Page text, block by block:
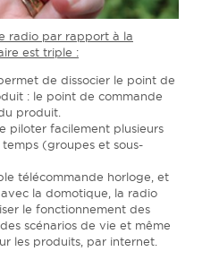
radio par rapport à la
est triple :
de dissocier le point de
: le point de commande
produit.
piloter facilement plusieurs
(groupes et sous-
télécommande horloge, et
la domotique, la radio
le fonctionnement des
scénarios de vie et même
les produits, par internet.